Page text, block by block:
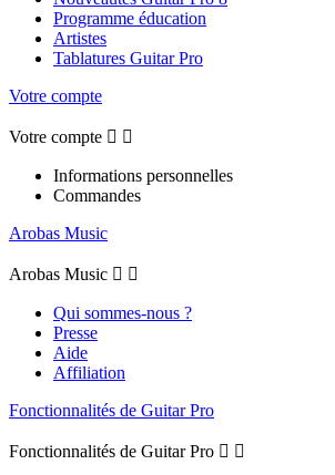
Programme éducation
Artistes
Tablatures Guitar Pro
Votre compte
Votre compte  
Informations personnelles
Commandes
Arobas Music
Arobas Music  
Qui sommes-nous ?
Presse
Aide
Affiliation
Fonctionnalités de Guitar Pro
Fonctionnalités de Guitar Pro  